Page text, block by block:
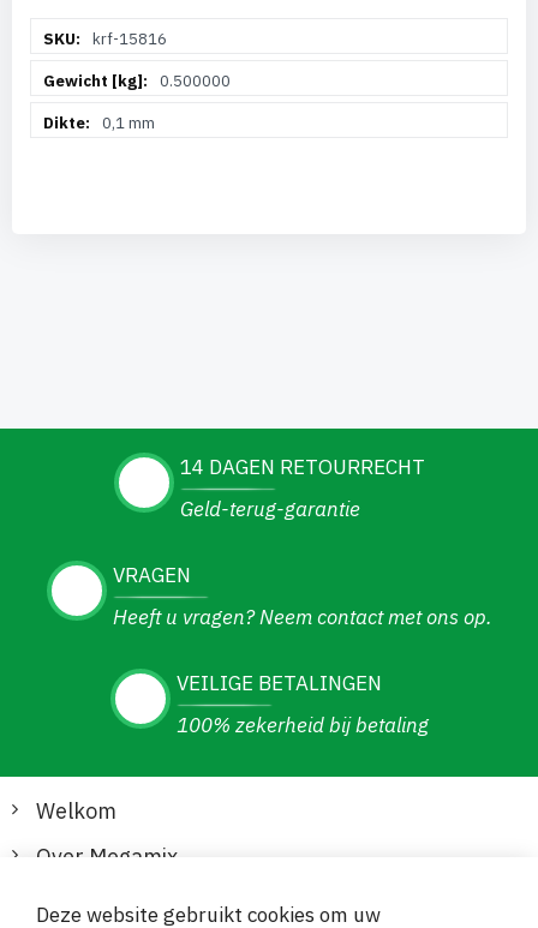
informatiekrf-15816
0.500000
0,1 mm
14 DAGEN RETOURRECHT
Geld-terug-garantie
VRAGEN
Heeft u vragen? Neem contact met ons op.
VEILIGE BETALINGEN
100% zekerheid bij betaling
Welkom
Over Megamix
Informatie
Deze website gebruikt cookies om uw